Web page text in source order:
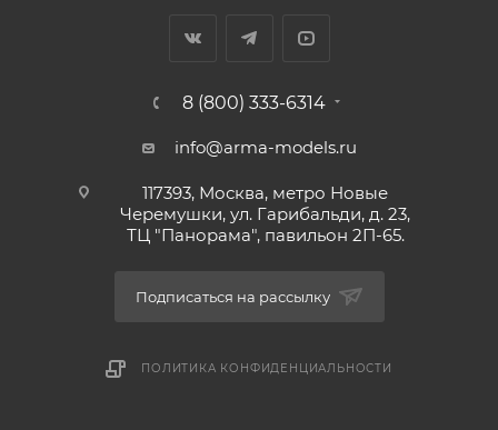
8 (800) 333-6314
info@arma-models.ru
117393, Москва, метро Новые
Черемушки, ул. Гарибальди, д. 23,
ТЦ "Панорама", павильон 2П-65.
Подписаться на рассылку
ПОЛИТИКА КОНФИДЕНЦИАЛЬНОСТИ